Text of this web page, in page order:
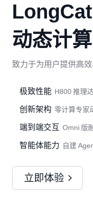
LongCat
动态计
致力于为用户提供高
极致性能 H800 推理
创新架构 零计算专家
端到端交互 Omni 版
智能体能力 自建
立即体验